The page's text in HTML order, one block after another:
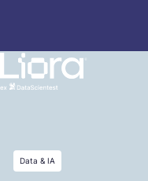
contenu
Data & IA